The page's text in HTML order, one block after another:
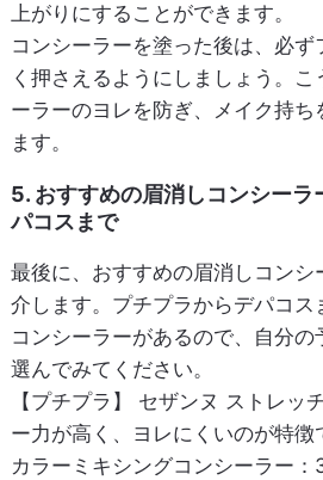
上がりにすることができます。
コンシーラーを塗った後は、必
く押さえるようにしましょう。
ーラーのヨレを防ぎ、メイク持ち
ます。
5. おすすめの眉消しコンシーラ
パコスまで
最後に、おすすめの眉消しコンシ
介します。プチプラからデパコ
コンシーラーがあるので、自分の
選んでみてください。
【プチプラ】 セザンヌ ストレッ
ー力が高く、ヨレにくいのが特徴
カラーミキシングコンシーラー